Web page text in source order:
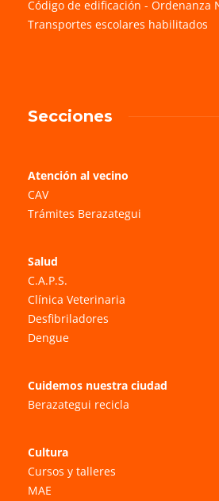
Código de edificación - Ordenanza
Transportes escolares habilitados
Secciones
Atención al vecino
CAV
Trámites Berazategui
Salud
C.A.P.S.
Clínica Veterinaria
Desfibriladores
Dengue
Cuidemos nuestra ciudad
Berazategui recicla
Cultura
Cursos y talleres
MAE